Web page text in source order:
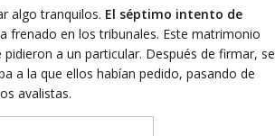
algo tranquilos. El séptimo intento de
frenado en los tribunales. Este matrimonio
a un particular. Después de firmar, se
a la que ellos habían pedido, pasando de
avalistas.